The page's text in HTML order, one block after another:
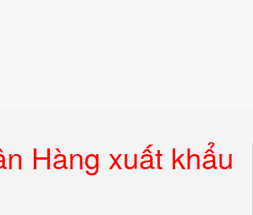
Hàng xuất khẩu